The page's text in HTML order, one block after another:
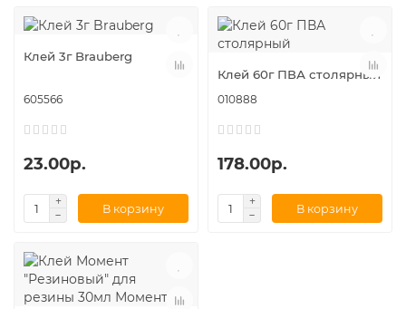
Клей 3г Brauberg
605566
23.00р.
В корзину
Клей 60г ПВА столярный
010888
178.00р.
В корзину